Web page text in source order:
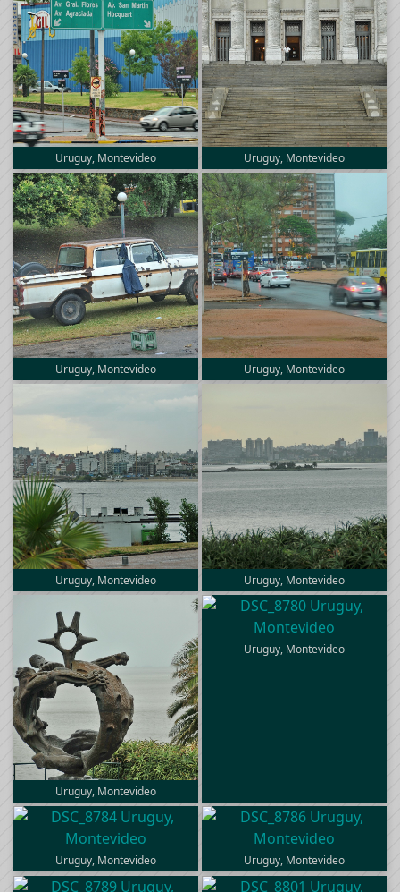
Uruguy, Montevideo Uruguy, Montevideo
Uruguy, Montevideo Uruguy, Montevideo
Uruguy, Montevideo Uruguy, Montevideo
Uruguy, Montevideo
Uruguy, Montevideo
Uruguy, Montevideo Uruguy, Montevideo